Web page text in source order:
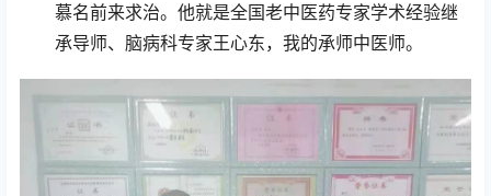
慕名前来求治。他就是全国老中医药专家学术经验继
承导师、脑病科专家王心东，我的承师中医师。